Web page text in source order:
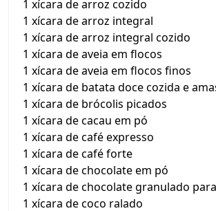
1 xícara de arroz cozido
1 xícara de arroz integral
1 xícara de arroz integral cozido
1 xícara de aveia em flocos
1 xícara de aveia em flocos finos
1 xícara de batata doce cozida e
1 xícara de brócolis picados
1 xícara de cacau em pó
1 xícara de café expresso
1 xícara de café forte
1 xícara de chocolate em pó
1 xícara de chocolate granulado
1 xícara de coco ralado